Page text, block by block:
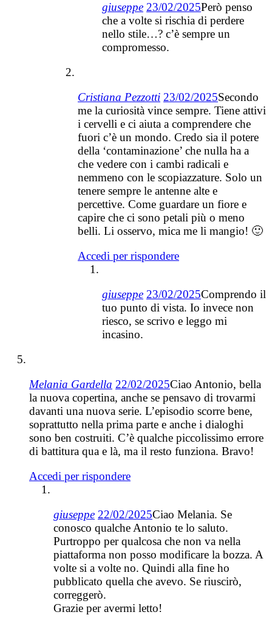
giuseppe 23/02/2025Però penso
che a volte si rischia di perdere
nello stile…? c’è sempre un
compromesso.
Cristiana Pezzotti 23/02/2025Secondo
me la curiosità vince sempre. Tiene attivi
i cervelli e ci aiuta a comprendere che
fuori c’è un mondo. Credo sia il potere
della ‘contaminazione’ che nulla ha a
che vedere con i cambi radicali e
nemmeno con le scopiazzature. Solo un
tenere sempre le antenne alte e
percettive. Come guardare un fiore e
capire che ci sono petali più o meno
belli. Li osservo, mica me li mangio! 🙂
Accedi per rispondere
giuseppe 23/02/2025Comprendo il
tuo punto di vista. Io invece non
riesco, se scrivo e leggo mi
incasino.
Melania Gardella 22/02/2025Ciao Antonio, bella
la nuova copertina, anche se pensavo di trovarmi
davanti una nuova serie. L’episodio scorre bene,
soprattutto nella prima parte e anche i dialoghi
sono ben costruiti. C’è qualche piccolissimo errore
di battitura qua e là, ma il resto funziona. Bravo!
Accedi per rispondere
giuseppe 22/02/2025Ciao Melania. Se
conosco qualche Antonio te lo saluto.
Purtroppo per qualcosa che non va nella
piattaforma non posso modificare la bozza. A
volte si a volte no. Quindi alla fine ho
pubblicato quella che avevo. Se riuscirò,
correggerò.
Grazie per avermi letto!